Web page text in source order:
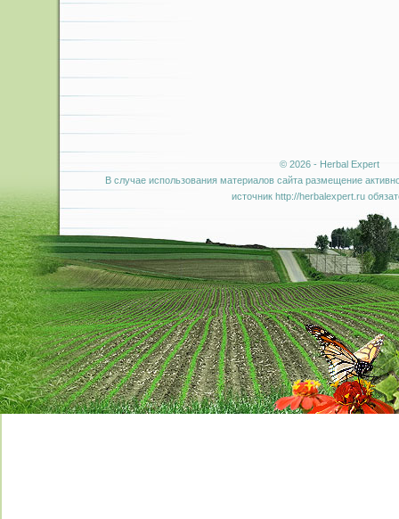
© 2026 - Herbal Expert
В случае использования материалов сайта размещение
источник http://herbalexpert.ru